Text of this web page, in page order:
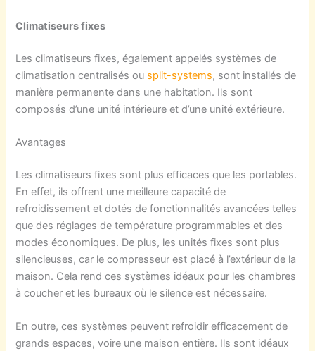
Climatiseursfixes
Les climatiseurs fixes, également appelés systèmes de
climatisation centralisés ou split-systems, sont installés de
manière permanente dans une habitation. Ils sont
composés d’une unité intérieure et d’une unité extérieure.
Avantages
Les climatiseurs fixes sont plus efficaces que les portables.
En effet, ils offrent une meilleure capacité de
refroidissement et dotés de fonctionnalités avancées telles
que des réglages de température programmables et des
modes économiques. De plus, les unités fixes sont plus
silencieuses, car le compresseur est placé à l’extérieur de la
maison. Cela rend ces systèmes idéaux pour les chambres
à coucher et les bureaux où le silence est nécessaire.
En outre, ces systèmes peuvent refroidir efficacement de
grands espaces, voire une maison entière. Ils sont idéaux